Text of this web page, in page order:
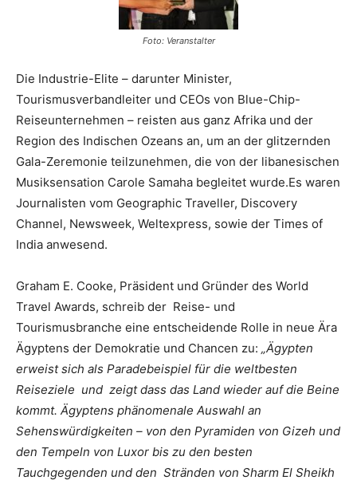
Foto: Veranstalter
Die Industrie-Elite – darunter Minister,
Tourismusverbandleiter und CEOs von Blue-Chip-
Reiseunternehmen – reisten aus ganz Afrika und der
Region des Indischen Ozeans an, um an der glitzernden
Gala-Zeremonie teilzunehmen, die von der libanesischen
Musiksensation Carole Samaha begleitet wurde.Es waren
Journalisten vom Geographic Traveller, Discovery
Channel, Newsweek, Weltexpress, sowie der Times of
India anwesend.
Graham E. Cooke, Präsident und Gründer des World
Travel Awards, schreib der Reise- und
Tourismusbranche eine entscheidende Rolle in neue Ära
Ägyptens der Demokratie und Chancen zu: „Ägypten
erweist sich als Paradebeispiel für die weltbesten
Reiseziele und zeigtdass das Land wieder auf die Beine
kommt. Ägyptens phänomenale Auswahl an
Sehenswürdigkeiten – von den Pyramiden von Gizeh und
den Tempeln von Luxor bis zu den besten
Tauchgegenden und den Stränden von Sharm El Sheikh